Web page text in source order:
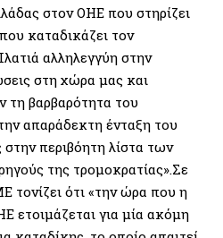
στον ΟΗΕ που στηρίζει
καταδικάζει τον
αλληλεγγύη στην
στη χώρα μας και
τη βαρβαρότητα του
απαράδεκτη ένταξη του
περιβόητη λίστα των
της τρομοκρατίας».Σε
ότι «την ώρα που η
ετοιμάζεται για μία ακόμη